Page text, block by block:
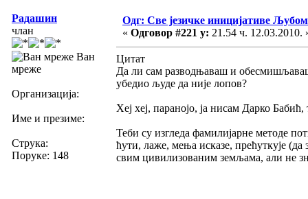
Радашин
члан
Ван
мреже
Организација:
Име и презиме:
Струка:
Поруке: 148
Одг: Све језичке иницијативе
« Одговор #221 у: 21.54 ч. 12.03.2010.
Цитат
Да ли сам разводњаваш и
убедио људе да није лопов?
Хеј хеј, паранојо, ја нисам Дарко
Теби су изгледа фамилијарне методе
ћути, лаже, мења исказе, прећуткује (да
свим цивилизованим земљама, али не